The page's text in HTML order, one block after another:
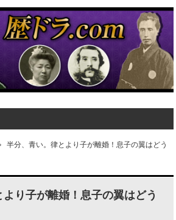
半分、青い。律とより子が離婚！息子の翼はどう
り子が離婚！息子の翼はどう